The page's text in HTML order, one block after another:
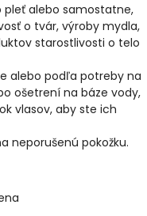
pleť alebo samostatne,
o tvár, výroby mydla,
starostlivosti o telo
alebo podľa potreby na
ošetrení na báze vody,
vlasov, aby ste ich
neporušenú pokožku.